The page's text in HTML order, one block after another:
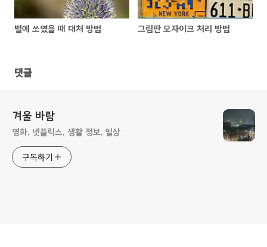
벌에 쏘였을 때 대처 방법 그림판 모자이크 처리 방법
댓글
겨울 바람
영화, 넷플릭스, 생활 정보, 일상
구독하기